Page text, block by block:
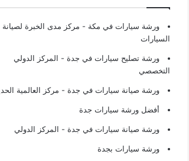
ورشة سيارات في مكة - مركز مدى الخبرة لصيانة
السيارات
ورشة تصليح سيارات في جدة - المركز الدولي
التخصصي
ورشة صيانة سيارات في جدة - مركز العالمية
أفضل ورشة سيارات جدة
ورشة صيانة سيارات في جدة - المركز الدولي
ورشة سيارات بجدة